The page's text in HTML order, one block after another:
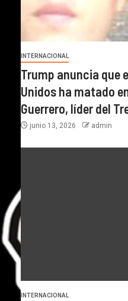
INTERNACIONAL
Trump anuncia que
Unidos ha matado
Guerrero, líder del
junio 13, 2026 admin
INTERNACIONAL